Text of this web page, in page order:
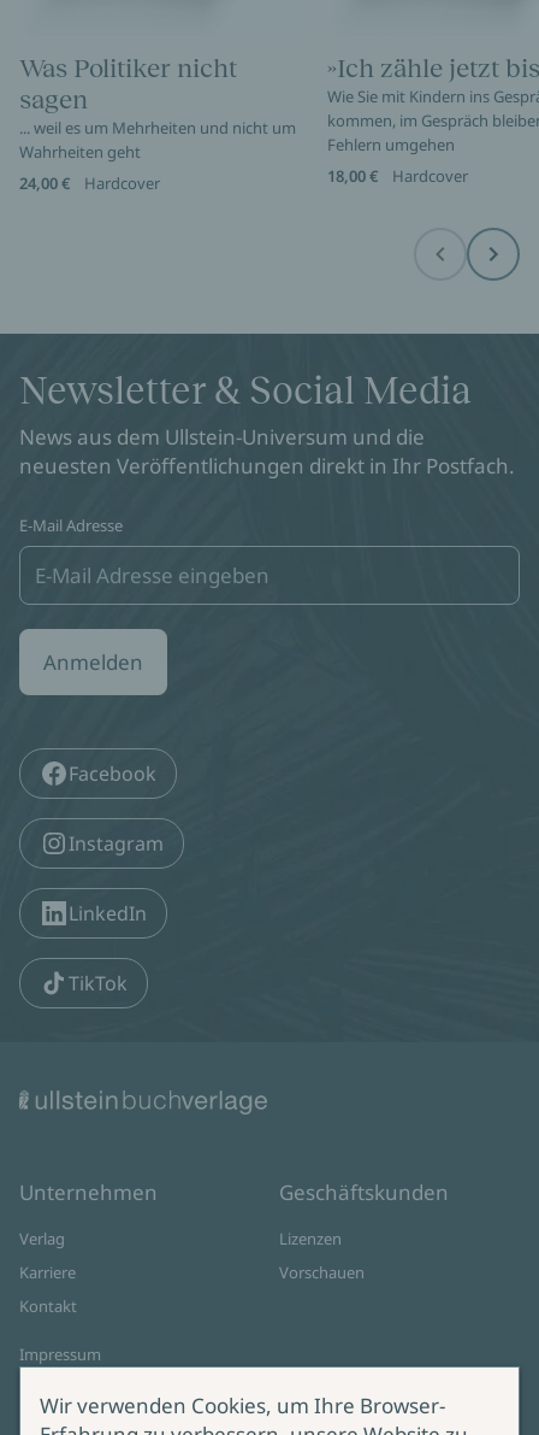
Was Politiker nicht
sagen
... weil es um Mehrheiten und nicht um
Wahrheiten geht
24,00 €
Hardcover
»Ich zähle jetzt
Wie Sie mit Kindern ins
kommen, im Gespräch
Fehlern umgehen
18,00 €
Hardcover
Before Next
Newsletter & Social Media
News aus dem Ullstein-Universum und die
neuesten Veröffentlichungen direkt in Ihr Postfach.
E-Mail Adresse
Anmelden
Facebook
Instagram
LinkedIn
TikTok
Unternehmen
Verlag
Karriere
Kontakt
Impressum
Cookie-Einstellungen
Geschäftskunden
Lizenzen
Vorschauen
Wir verwenden Cookies, um Ihre Browser-